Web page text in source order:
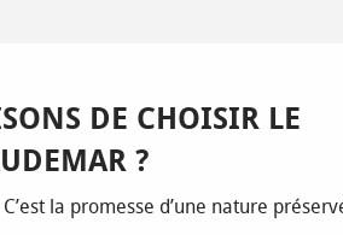
DE CHOISIR LE
?
C’est la promesse d’une nature